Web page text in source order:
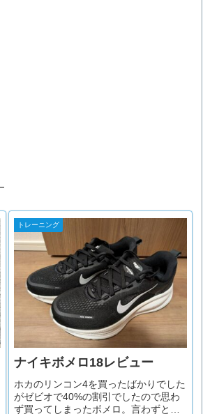
トレーニング
ナイキボメロ18レビュー
ホカのリンコン4を買ったばかりでした
がゼビオで40%の割引でしたので思わ
ず買ってしまったボメロ。言わずとし